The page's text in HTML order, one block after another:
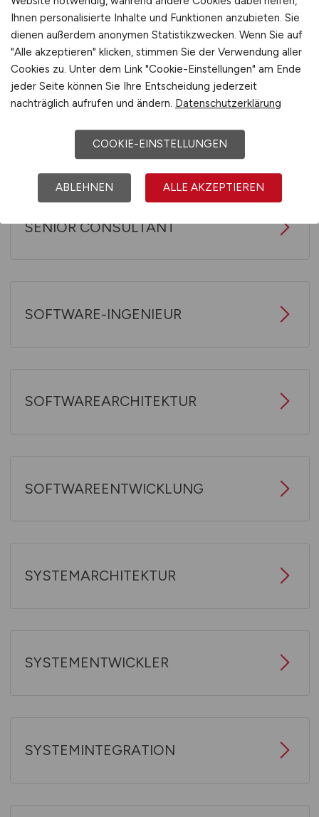
SAP-BERATER
SCRUM MASTER
SENIOR CONSULTANT
SOFTWARE-INGENIEUR
SOFTWAREARCHITEKTUR
SOFTWAREENTWICKLUNG
SYSTEMARCHITEKTUR
SYSTEMENTWICKLER
SYSTEMINTEGRATION
Ihnen personalisierte Inhalte und Funktionen anzubieten. Sie
dienen außerdem anonymen Statistikzwecken. Wenn Sie auf
"Alle akzeptieren" klicken, stimmen Sie der Verwendung aller
Cookies zu. Unter dem Link "Cookie-Einstellungen" am Ende
jeder Seite können Sie Ihre Entscheidung jederzeit
nachträglich aufrufen und ändern. Datenschutzerklärung
COOKIE-EINSTELLUNGEN
ABLEHNEN ALLE AKZEPTIEREN